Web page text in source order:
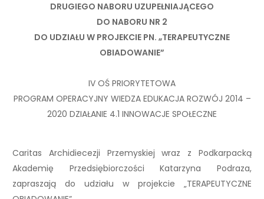
DRUGIEGO NABORU UZUPEŁNIAJĄCEGO
DO NABORU NR 2
DO UDZIAŁU W PROJEKCIE PN. „TERAPEUTYCZNE
OBIADOWANIE”
IV OŚ PRIORYTETOWA
PROGRAM OPERACYJNY WIEDZA EDUKACJA ROZWÓJ 2014 –
2020 DZIAŁANIE 4.1 INNOWACJE SPOŁECZNE
Caritas Archidiecezji Przemyskiej wraz z Podkarpacką
Akademię Przedsiębiorczości Katarzyna Podraza,
zapraszają do udziału w projekcie „TERAPEUTYCZNE